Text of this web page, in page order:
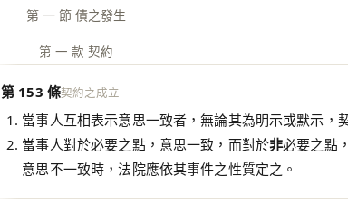
第 一 節 債之發生
第 一 款 契約
第 153 條契約之成立
當事人互相表示意思一致者，無論其為明示或默示，
當事人對於必要之點，意思一致，而對於非必要之點
意思不一致時，法院應依其事件之性質定之。